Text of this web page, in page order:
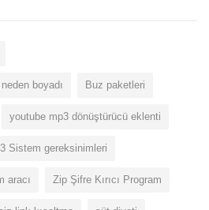
boyadı Buz paketleri
youtube mp3 dönüştürücü eklenti
Sistem gereksinimleri
aracı Zip Şifre Kırıcı Program